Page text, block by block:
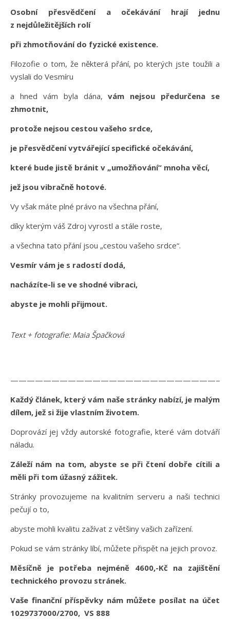
Osobní přesvědčení a očekávání hrají jednu
z nejdůležitějších rolí
při zhmotňování do fyzické existence.
Filozofie o tom, že některá přání, po kterých jste toužili a
vyslali do Vesmíru
a hned vám byla dána,vám nejsou předurčena se
zhmotnit,
protože nejsou cestou vašeho srdce,
je přesvědčení vytvářející specifické očekávání,
které bude jistě bránit v „umožňování“ mnoha věcí,
jež jsou vibračně hotové.
Vy však máte plné právo na všechna přání,
díky kterým váš Zdroj vyrostl a stále roste,
a všechna tato přání jsou „cestou vašeho srdce“.
Vesmír vám je s radostí dodá,
nacházíte-li se ve shodné vibraci,
abyste je mohli přijmout.
Text + fotografie: Maia Špačková
Každý článek, který vám naše stránky nabízí, je malým
dílem, jež si žije vlastním životem.
Doprovází jej vždy autorské fotografie, které vám dotváří
náladu.
Záleží nám na tom, abyste se při čtení dobře cítili a
měli při tom úžasný zážitek.
Stránky provozujeme na kvalitním serveru a naši technici
pečují o to,
abyste mohli kvalitu zažívat z většiny vašich zařízení.
Pokud se vám stránky líbí, můžete přispět na jejich provoz.
Měsíčně je potřeba nejméně 4600,-Kč na zajištění
technického provozu stránek.
Vaše finanční příspěvky nám můžete posílat na účet
1029737000/2700, VS 888